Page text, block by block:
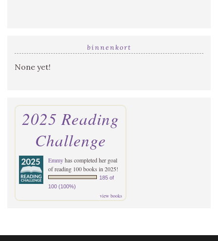
binnenkort
None yet!
2025 Reading
Challenge
Emmyhas completed her goal
of reading 100 books in 2025!
185 of
100 (100%)
view books